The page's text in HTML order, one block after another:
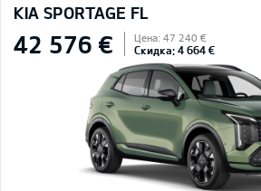
KIA SPORTAGE FL
42 576 € Цена: 47 240 €
Скидка: 4 664 €